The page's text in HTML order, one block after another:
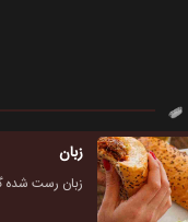
زبان
زبان رست شده